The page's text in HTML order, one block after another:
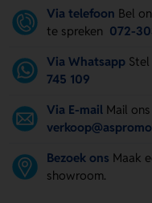
Via telefoon Bel
te spreken 072-
Via Whatsapp
745 109
Via E-mail Mail
Bezoek ons Maak
showroom.